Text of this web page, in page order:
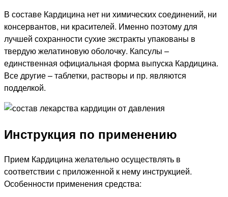
В составе Кардицина нет ни химических соединений, ни
консервантов, ни красителей. Именно поэтому для
лучшей сохранности сухие экстракты упакованы в
твердую желатиновую оболочку. Капсулы –
единственная официальная форма выпуска Кардицина.
Все другие – таблетки, растворы и пр. являются
подделкой.
Инструкция по применению
Прием Кардицина желательно осуществлять в
соответствии с приложенной к нему инструкцией.
Особенности применения средства: